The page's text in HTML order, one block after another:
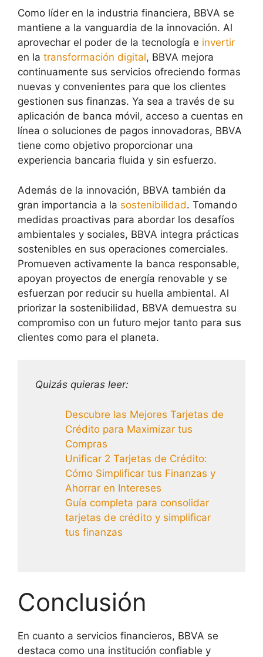
Como líder en la industria financiera, BBVA se
mantiene a la vanguardia de la innovación. Al
aprovechar el poder de la tecnología e invertir
en la transformación digital, BBVA mejora
continuamente sus servicios ofreciendo formas
nuevas y convenientes para que los clientes
gestionen sus finanzas. Ya sea a través de su
aplicación de banca móvil, acceso a cuentas en
línea o soluciones de pagos innovadoras, BBVA
tiene como objetivo proporcionar una
experiencia bancaria fluida y sin esfuerzo.
Además de la innovación, BBVA también da
gran importancia a la sostenibilidad. Tomando
medidas proactivas para abordar los desafíos
ambientales y sociales, BBVA integra prácticas
sostenibles en sus operaciones comerciales.
Promueven activamente la banca responsable,
apoyan proyectos de energía renovable y se
esfuerzan por reducir su huella ambiental. Al
priorizar la sostenibilidad, BBVA demuestra su
compromiso con un futuro mejor tanto para sus
clientes como para el planeta.
Quizás quieras leer:
Descubre las Mejores Tarjetas de
Crédito para Maximizar tus
Compras
Unificar 2 Tarjetas de Crédito:
Cómo Simplificar tus Finanzas y
Ahorrar en Intereses
Guía completa para consolidar
tarjetas de crédito y simplificar
tus finanzas
Conclusión
En cuanto a servicios financieros, BBVA se
destaca como una institución confiable y